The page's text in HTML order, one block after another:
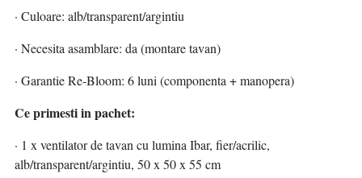
· Culoare: alb/transparent/argintiu
· Necesita asamblare: da (montare tavan)
· Garantie Re-Bloom: 6 luni (componenta + manopera)
Ce primesti in pachet:
· 1 x ventilator de tavan cu lumina Ibar, fier/acrilic,
alb/transparent/argintiu, 50 x 50 x 55 cm